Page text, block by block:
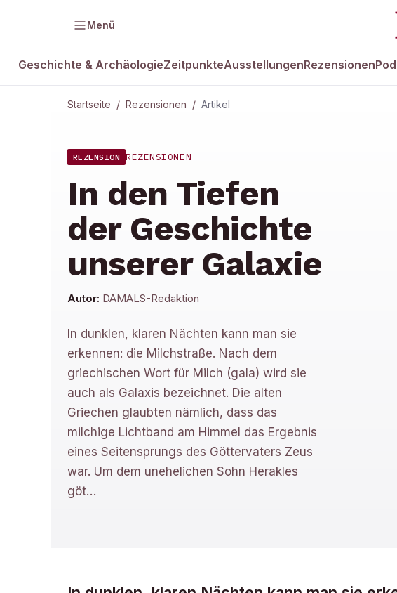
Menü
Geschichte & ArchäologieZeitpunkteAusstellungenRezensionen
Startseite / Rezensionen / Artikel
REZENSION REZENSIONEN
In den Tiefen
der Geschichte
unserer Galaxie
Autor: DAMALS-Redaktion
In dunklen, klaren Nächten kann man sie
erkennen: die Milchstraße. Nach dem
griechischen Wort für Milch (gala) wird sie
auch als Galaxis bezeichnet. Die alten
Griechen glaubten nämlich, dass das
milchige Lichtband am Himmel das Ergebnis
eines Seitensprungs des Göttervaters Zeus
war. Um dem unehelichen Sohn Herakles
göt…